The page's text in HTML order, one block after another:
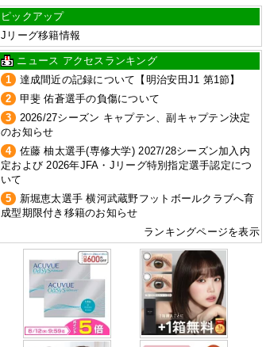
ピックアップ
Jリーグ移籍情報
ニュース アクセスランキング
1
達成間近の記録について【明治安田J1 第1節】
2
甲斐 佑蒼選手の負傷について
3
2026/27シーズン キャプテン、副キャプテン決定
のお知らせ
4
佐藤 柚太選手(専修大学) 2027/28シーズン加入内
定および 2026年JFA・Jリーグ特別指定選手認定につ
いて
5
新堀恵太選手 横河武蔵野フットボールクラブへ育
成型期限付き移籍のお知らせ
ランキングページを表示